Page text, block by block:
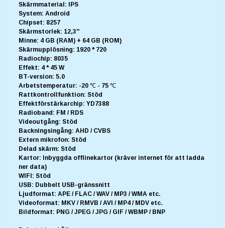
Skärmmaterial: IPS
System: Android
Chipset: 8257
Skärmstorlek: 12,3''
Minne: 4 GB (RAM) + 64 GB (ROM)
Skärmupplösning: 1920 * 720
Radiochip: 8035
Effekt: 4 * 45 W
BT-version: 5.0
Arbetstemperatur: -20 ℃ - 75 ℃
Rattkontrollfunktion: Stöd
Effektförstärkarchip: YD7388
Radioband: FM / RDS
Videoutgång: Stöd
Backningsingång: AHD / CVBS
Extern mikrofon: Stöd
Delad skärm: Stöd
Kartor: Inbyggda offlinekartor (kräver internet för att ladda
ner data)
WIFI: Stöd
USB: Dubbelt USB-gränssnitt
Ljudformat: APE / FLAC / WAV / MP3 / WMA etc.
Videoformat: MKV / RMVB / AVI / MP4 / MDV etc.
Bildformat: PNG / JPEG / JPG / GIF / WBMP / BNP